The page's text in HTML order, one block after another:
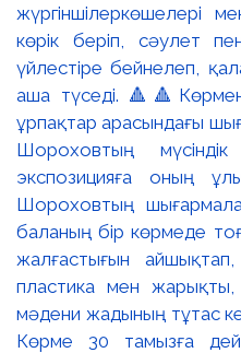
жүргіншілеркөшелері
көрік беріп, сәулет
үйлестіре бейнелеп,
аша түседі.
ұрпақтар арасындағы
Шороховтың
экспозицияға оның
Шороховтың
баланың бір көрмеде
жалғастығын айшықтап,
пластика мен
мәдени жадының тұтас
Көрме 30 тамызға